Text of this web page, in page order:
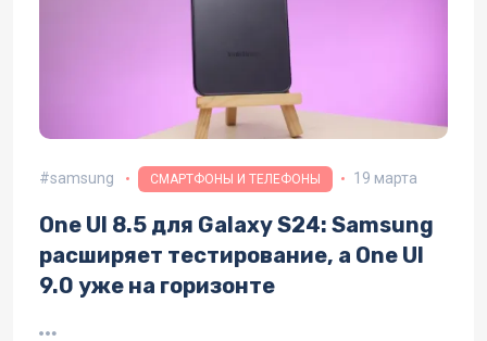
samsung СМАРТФОНЫ И ТЕЛЕФОНЫ 19 марта
One UI 8.5 для Galaxy S24: Samsung
расширяет тестирование, а One UI
9.0 уже на горизонте